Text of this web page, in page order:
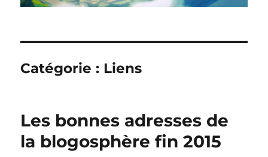
Catégorie : Liens
Les bonnes adresses de
la blogosphère fin 2015